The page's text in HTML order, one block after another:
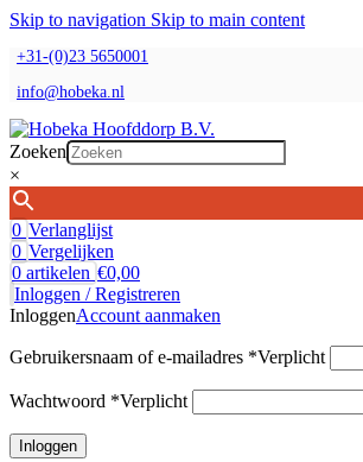
Skip to navigation Skip to main content
+31-(0)23 5650001
info@hobeka.nl
Zoeken
×
0 Verlanglijst
0 Vergelijken
0 artikelen €0,00
Inloggen / Registreren
InloggenAccount aanmaken
Gebruikersnaam of e-mailadres *Verplicht
Wachtwoord *Verplicht
Inloggen